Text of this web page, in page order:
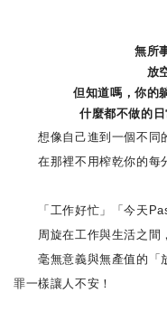
無所
放
但知道嗎，你的
什麼都不做的
想像自己進到一個不同
在那裡不用榨乾你的每分
「工作好忙」「今天
周旋在工作與生活之間
毫無意義與無產值的「
罪一樣讓人不安！